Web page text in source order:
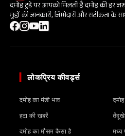
दमोह टुडे पर आपको मिलती हैं दमोह की हर
मुद्दों की जानकारी, जिम्मेदारी और सटीकता के
लोकप्रिय कीवर्ड्स
दमोह का मंडी भाव
हटा की खबरें
दमोह का मौसम कैसा है
मध्य